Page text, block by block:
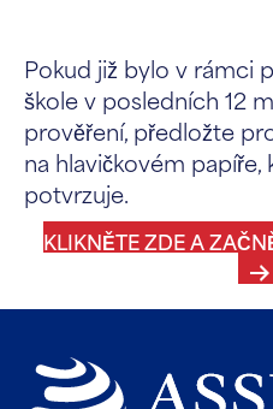
Pokud již bylo v rámci
škole v posledních 12
prověření, předložte
na hlavičkovém
potvrzuje.
KLIKNĚTE ZDE A